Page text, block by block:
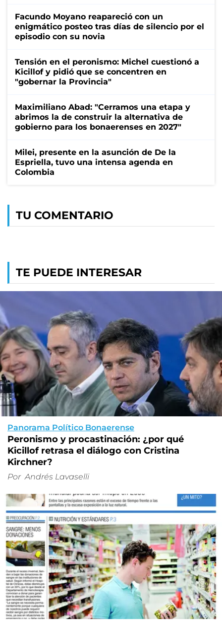
Facundo Moyano reapareció con un
enigmático posteo tras días de silencio por el
episodio con su novia
Tensión en el peronismo: Michel cuestionó a
Kicillof y pidió que se concentren en
"gobernar la Provincia"
Maximiliano Abad: "Cerramos una etapa y
abrimos la de construir la alternativa de
gobierno para los bonaerenses en 2027"
Milei, presente en la asunción de De la
Espriella, tuvo una intensa agenda en
Colombia
TU COMENTARIO
TE PUEDE INTERESAR
Panorama Político Bonaerense
Peronismo y procastinación: ¿por qué
Kicillof retrasa el diálogo con Cristina
Kirchner?
Por Andrés Lavaselli